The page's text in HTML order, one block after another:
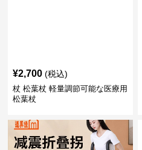
¥2,700 (税込)
杖 松葉杖 軽量調節可能な医療用
松葉杖